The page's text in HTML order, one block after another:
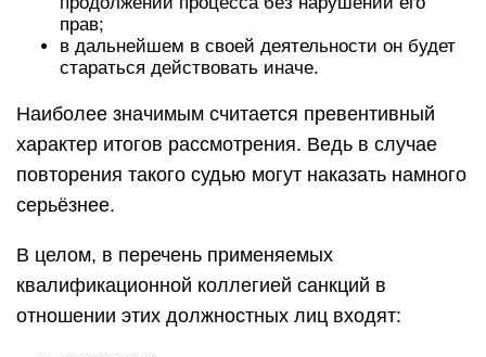
прав;
в дальнейшем в своей деятельности он будет
стараться действовать иначе.
Наиболее значимым считается превентивный
характер итогов рассмотрения. Ведь в случае
повторения такого судью могут наказать намного
серьёзнее.
В целом, в перечень применяемых
квалификационной коллегией санкций в
отношении этих должностных лиц входят: